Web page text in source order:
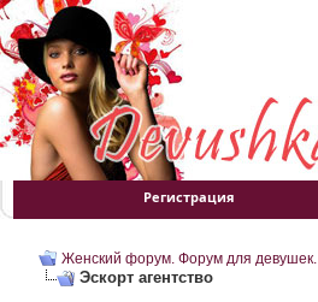
Регистрация
Женский форум. Форум для девушек.
Эскорт агентство